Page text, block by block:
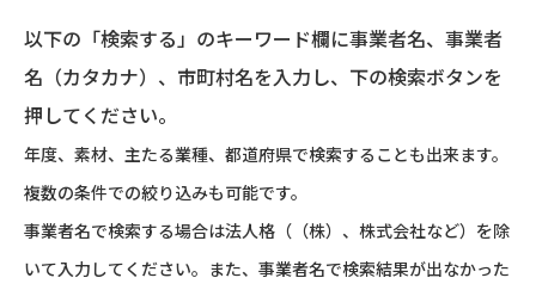
以下の「検索する」のキーワード欄に事業者名、事業者
名（カタカナ）、市町村名を入力し、下の検索ボタンを
押してください。
年度、素材、主たる業種、都道府県で検索することも出来ます。
複数の条件での絞り込みも可能です。
事業者名で検索する場合は法人格（（株）、株式会社など）を除
いて入力してください。また、事業者名で検索結果が出なかった